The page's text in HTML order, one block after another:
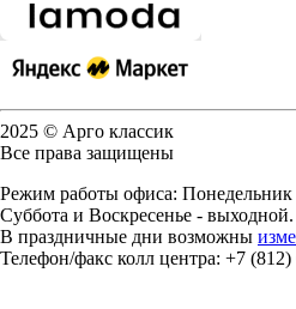
2025 © Арго классик
Все права защищены
Режим работы офиса:
Суббота и Воскресенье - выходной.
В праздничные дни возможны
Телефон/факс колл центра: +7